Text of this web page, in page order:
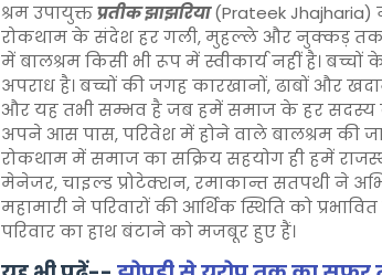
श्रम उपायुक्तप्रतीक झाझरिया(Prateek
रोकथाम के संदेश हर गली, मुहल्ले और नुक्कड़ तक
में बालश्रम किसी भी रूप में स्वीकार्य नहीं है।
अपराध है। बच्चों की जगह कारखानों, ढाबों और
और यह तभी सम्भव है जब हमें समाज के हर सदस्य
अपने आस पास, परिवेश में होने वाले बालश्रम की
रोकथाम में समाज का सक्रिय सहयोग ही हमें
मेनेजर, चाइल्ड प्रोटेक्शन, रमाकान्त सतपथी ने
महामारी ने परिवारों की आर्थिक स्थिति को
परिवार का हाथ बंटाने को मजबूर हुए हैं।